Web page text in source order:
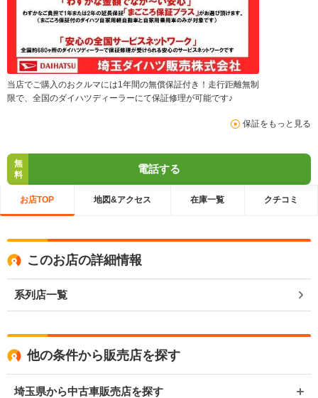
当店でご購入のおクルマには1年間の無償保証付き！走行距離無制
限で、全国のダイハツディーラーにて保証修理が可能です♪
保証をもっと見る
無
料
電話する
お店TOP 地図&アクセス 在庫一覧 クチコミ
このお店の詳細情報
系列店一覧
他の条件から販売店を探す
埼玉県から中古車販売店を探す